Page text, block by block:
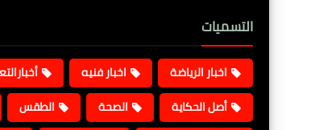
التسميات
اخبار الرياضة اخبار فنيه
أصل الحكاية
الصحة الطقس